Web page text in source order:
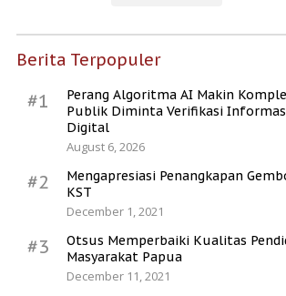
Berita Terpopuler
#1
Perang Algoritma AI Makin
Publik Diminta Verifikasi
Digital
August 6, 2026
#2
Mengapresiasi Penangkapan
KST
December 1, 2021
#3
Otsus Memperbaiki Kualitas
Masyarakat Papua
December 11, 2021